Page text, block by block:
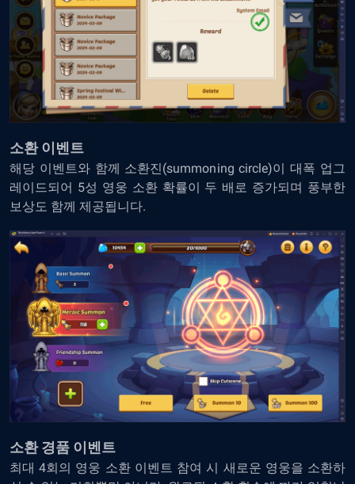
소환 이벤트
해당 이벤트와 함께 소환진(summoning circle)이 대폭 업그
레이드되어 5성 영웅 소환 확률이 두 배로 증가되며 풍부한
보상도 함께 제공됩니다.
소환 경품 이벤트
최대 4회의 영웅 소환 이벤트 참여 시 새로운 영웅을 소환하